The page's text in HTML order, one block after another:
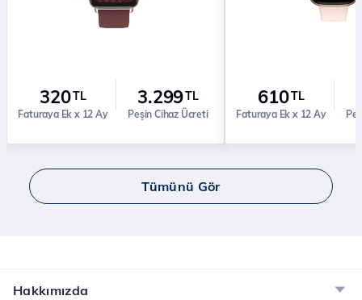
320TL
Faturaya Ek x 12 Ay
3.299TL
Peşin Cihaz Ücreti
610TL
Faturaya Ek x 12 Ay
Tümünü Gör
Hakkımızda